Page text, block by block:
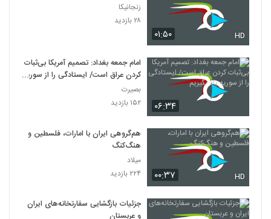
۰۱:۵۰ HD
زنجانیکا
۲۸ بازدید
۰۶:۳۴
امام جمعه بغداد: تصمیم آمریکا بی‌ثبات
کردن عراق است/ ایستادگی را از سوریه
یاد بگیریم
بصیرت
۱۵۲ بازدید
۰۰:۳۷ HD
هم‌گروهی ایران با امارات، فلسطین و
هنگ‌کنگ
میلاد
۲۲۴ بازدید
جزئیات بازگشایی سفارتخانه‌های ایران
و عربستان